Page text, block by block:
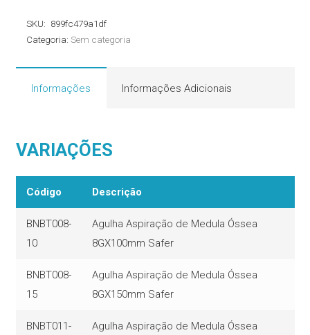
de
Óssea
Safer
SKU: 899fc479a1df
Categoria: Sem categoria
Informações Informações Adicionais
VARIAÇÕES
Código Descrição
BNBT008-
10
Agulha Aspiração de Medula Óssea
8GX100mm Safer
BNBT008-
15
Agulha Aspiração de Medula Óssea
8GX150mm Safer
BNBT011-
Agulha Aspiração de Medula Óssea